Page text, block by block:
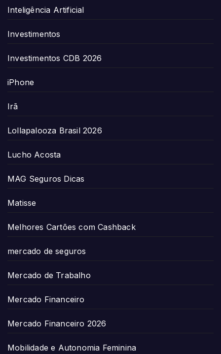
Inteligência Artificial
Investimentos
Investimentos CDB 2026
iPhone
Irã
Lollapalooza Brasil 2026
Lucho Acosta
MAG Seguros Dicas
Matisse
Melhores Cartões com Cashback
mercado de seguros
Mercado de Trabalho
Mercado Financeiro
Mercado Financeiro 2026
Mobilidade e Autonomia Feminina